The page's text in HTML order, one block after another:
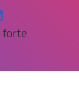
forte